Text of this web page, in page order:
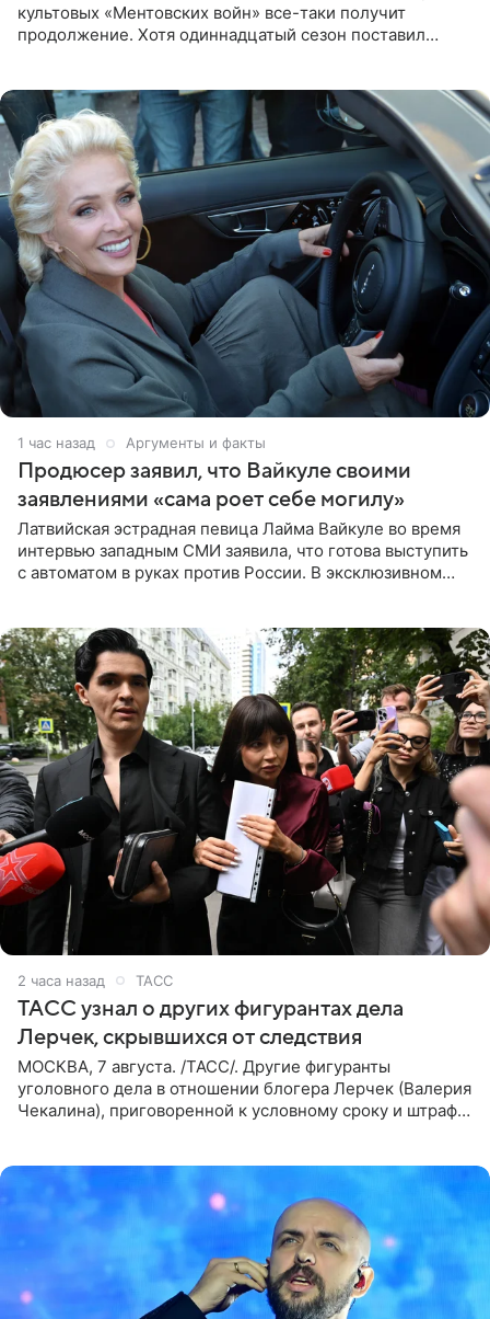
культовых «Ментовских войн» все-таки получит
продолжение. Хотя одиннадцатый сезон поставил
1 час назад Аргументы и факты
Продюсер заявил, что Вайкуле своими
заявлениями «сама роет себе могилу»
Латвийская эстрадная певица Лайма Вайкуле во время
интервью западным СМИ заявила, что готова выступить
с автоматом в руках против России. В эксклюзивном
2 часа назад ТАСС
ТАСС узнал о других фигурантах дела
Лерчек, скрывшихся от следствия
МОСКВА, 7 августа. /ТАСС/. Другие фигуранты
уголовного дела в отношении блогера Лерчек (Валерия
Чекалина), приговоренной к условному сроку и штрафу,